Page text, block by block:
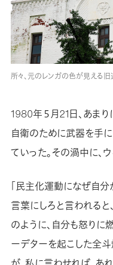
所々、元のレンガの色が見える旧
1980年５月21日、あま
自衛のために武器を手
ていった。その渦中に、
「民主化運動になぜ自
言葉にしろと言われると
のように、自分も怒りに
ーデターを起こした全